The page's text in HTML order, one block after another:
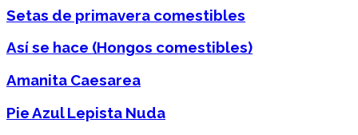
Setas de primavera comestibles
Así se hace (Hongos comestibles)
Amanita Caesarea
Pie Azul Lepista Nuda